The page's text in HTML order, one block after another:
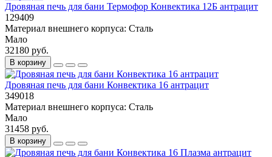
Дровяная печь для бани Термофор Конвектика 12Б антрацит
129409
Материал внешнего корпуса: Сталь
Мало
32180 руб.
В корзину
Дровяная печь для бани Конвектика 16 антрацит
349018
Материал внешнего корпуса: Сталь
Мало
31458 руб.
В корзину